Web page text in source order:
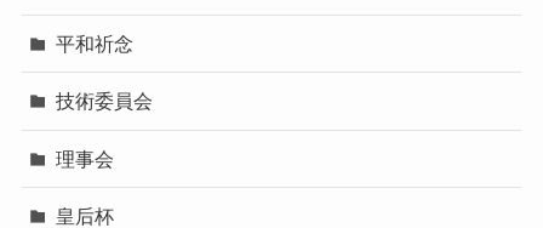
平和祈念
技術委員会
理事会
皇后杯